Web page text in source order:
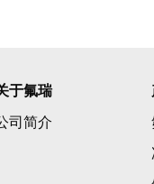
于氟瑞
司简介